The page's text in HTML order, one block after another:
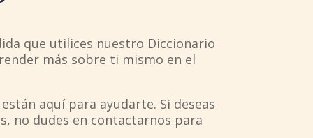
que utilices nuestro Diccionario
más sobre ti mismo en el
aquí para ayudarte. Si deseas
no dudes en contactarnos para